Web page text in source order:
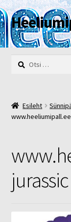
Liigu
navigeerimisele
Liigu
sisu
juurde
Esileht
Kontakt
Müügi- ja
POOD
Otsi:
Esileht
jurassic